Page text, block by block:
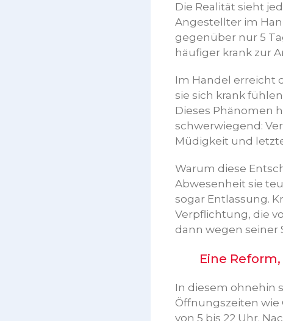
Die Realität sieht
Angestellter im
gegenüber nur 5
häufiger krank zur
Im Handel erreicht
sie sich krank
Dieses Phänomen
schwerwiegend:
Müdigkeit und
Warum diese
Abwesenheit sie
sogar Entlassung.
Verpflichtung, die
dann wegen seiner
Eine Reform,
In diesem ohnehin
Öffnungszeiten wie
von 5 bis 22 Uhr.